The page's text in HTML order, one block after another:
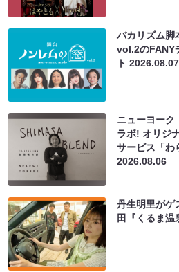
バカリズム脚
vol.2のFANY
ト2026.08.07
ニューヨーク
ラボ! オリジ
サービス「わ
2026.08.06
丹生明里がゲ
田『くるま